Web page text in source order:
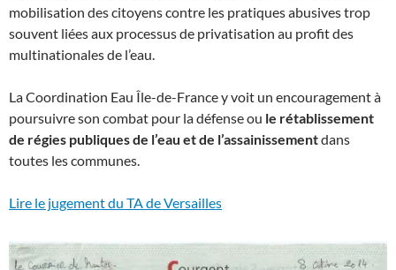
mobilisation des citoyens contre les pratiques abusives trop
souvent liées aux processus de privatisation au profit des
multinationales de l’eau.
La Coordination Eau Île-de-France y voit un encouragement à
poursuivre son combat pour la défense ou le rétablissement
de régies publiques de l’eau et de l’assainissementdans
toutes les communes.
Lire le jugement du TA de Versailles